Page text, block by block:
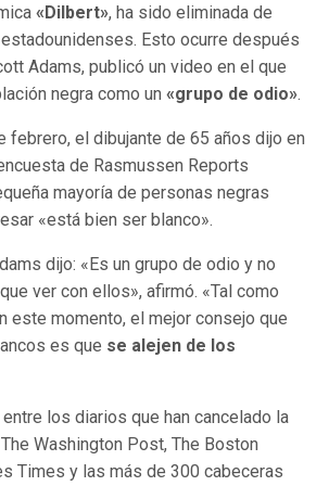
«Dilbert», ha sido eliminada de
Esto ocurre después
Adams, publicó un video en el que
negra como un «grupo de odio».
febrero, el dibujante de 65 años dijo en
de Rasmussen Reports
mayoría de personas negras
«está bien ser blanco».
dijo: «Es un grupo de odio y no
ver con ellos», afirmó. «Tal como
este momento, el mejor consejo que
es que se alejen de los
entre los diarios que han cancelado la
Washington Post, The Boston
Times y las más de 300 cabeceras